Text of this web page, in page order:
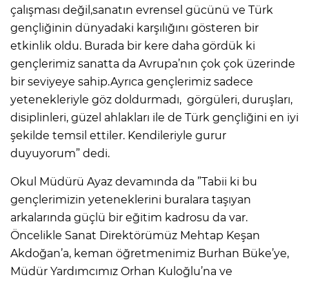
çalışması değil,sanatın evrensel gücünü ve Türk
gençliğinin dünyadaki karşılığını gösteren bir
etkinlik oldu. Burada bir kere daha gördük ki
gençlerimiz sanatta da Avrupa’nın çok çok üzerinde
bir seviyeye sahip.Ayrıca gençlerimiz sadece
yetenekleriyle göz doldurmadı, görgüleri, duruşları,
disiplinleri, güzel ahlakları ile de Türk gençliğini en iyi
şekilde temsil ettiler. Kendileriyle gurur
duyuyorum” dedi.
Okul Müdürü Ayaz devamında da ”Tabii ki bu
gençlerimizin yeteneklerini buralara taşıyan
arkalarında güçlü bir eğitim kadrosu da var.
Öncelikle Sanat Direktörümüz Mehtap Keşan
Akdoğan’a, keman öğretmenimiz Burhan Büke’ye,
Müdür Yardımcımız Orhan Kuloğlu’na ve